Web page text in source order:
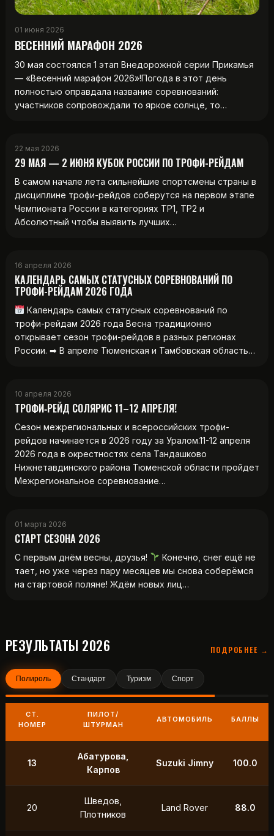
01 июня 2026
ВЕСЕННИЙ МАРАФОН 2026
30 мая состоялся 1 этап Внедорожной серии Прикамья
— «Весенний марафон 2026»!Погода в этот день
полностью оправдала название соревнований:
участников сопровождали то яркое солнце, то…
22 мая 2026
29 МАЯ — 2 ИЮНЯ КУБОК РОССИИ ПО ТРОФИ-РЕЙДАМ
В самом начале лета сильнейшие спортсмены страны в
дисциплине трофи-рейдов соберутся на первом этапе
Чемпионата России в категориях ТР1, ТР2 и
Абсолютный чтобы выявить лучших…
16 апреля 2026
КАЛЕНДАРЬ САМЫХ СТАТУСНЫХ СОРЕВНОВАНИЙ ПО
ТРОФИ-РЕЙДАМ 2026 ГОДА
Календарь самых статусных соревнований по
трофи-рейдам 2026 года Весна традиционно
открывает сезон трофи-рейдов в разных регионах
России. ➡ В апреле Тюменская и Тамбовская область…
10 апреля 2026
ТРОФИ‑РЕЙД СОЛЯРИС 11–12 АПРЕЛЯ!
Сезон межрегиональных и всероссийских трофи-
рейдов начинается в 2026 году за Уралом.11-12 апреля
2026 года в окрестностях села Тандашково
Нижнетавдинского района Тюменской области пройдет
Межрегиональное соревнование…
01 марта 2026
СТАРТ СЕЗОНА 2026
С первым днём весны, друзья!
Конечно, снег ещё не
тает, но уже через пару месяцев мы снова соберёмся
на стартовой поляне! Ждём новых лиц…
РЕЗУЛЬТАТЫ 2026 ПОДРОБНЕЕ →
Полироль Стандарт Туризм Спорт
СТ.
НОМЕР
ПИЛОТ/
ШТУРМАН
АВТОМОБИЛЬ БАЛЛЫ
13
Абатурова,
Карпов
Suzuki Jimny 100.0
20
Шведов,
Плотников
Land Rover 88.0